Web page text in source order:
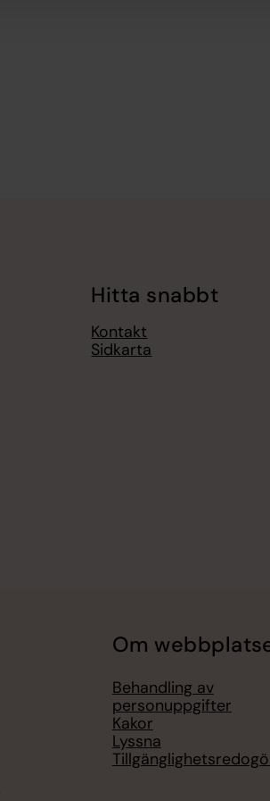
Hitta snabbt
Kontakt
Sidkarta
Om
Behandling av
personuppgifter
Kakor
Lyssna